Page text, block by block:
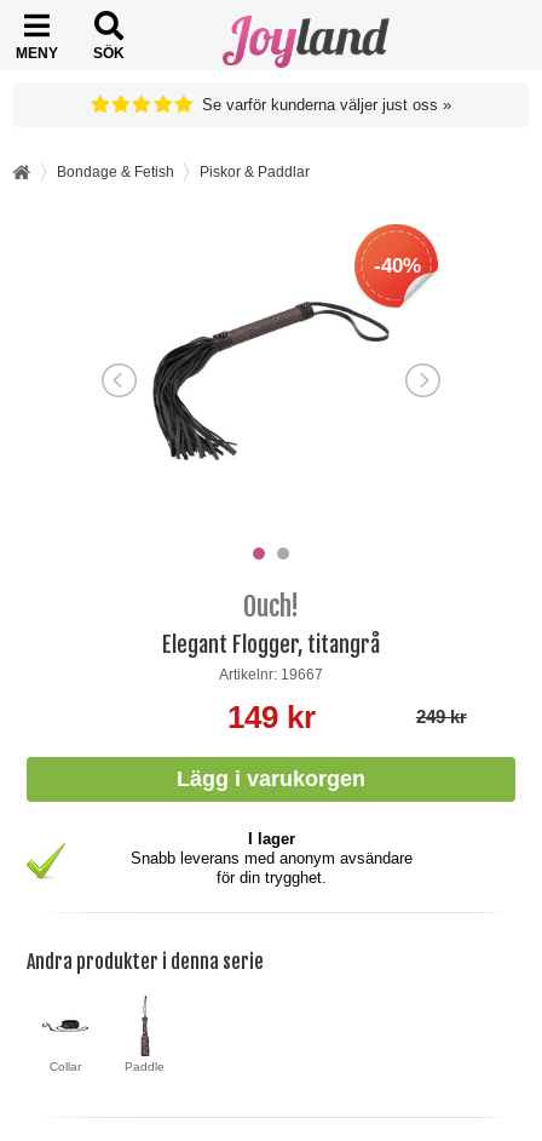
MENY SÖK
Se varför kunderna väljer just oss »
Bondage & Fetish Piskor & Paddlar
-40%
Ouch!
Elegant Flogger, titangrå
Artikelnr: 19667
149 kr 249 kr
I lager
Snabb leverans med anonym avsändare
för din trygghet.
Andra produkter i denna serie
Collar Paddle